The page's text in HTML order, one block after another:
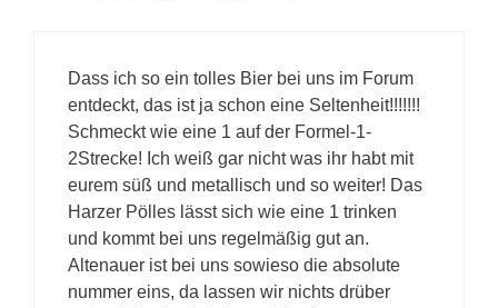
Dass ich so ein tolles Bier bei uns im Forum
entdeckt, das ist ja schon eine Seltenheit!!!!!!!
Schmeckt wie eine 1 auf der Formel-1-
2Strecke! Ich weiß gar nicht was ihr habt mit
eurem süß und metallisch und so weiter! Das
Harzer Pölles lässt sich wie eine 1 trinken
und kommt bei uns regelmäßig gut an.
Altenauer ist bei uns sowieso die absolute
nummer eins, da lassen wir nichts drüber